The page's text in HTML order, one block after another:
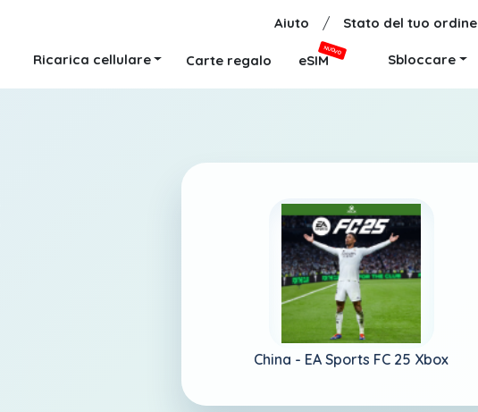
Aiuto / Stato del tuo ordine
Ricarica cellulare Carte regalo eSIM
NUOVO
Sbloccare
China - EA Sports FC 25 Xbox